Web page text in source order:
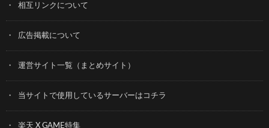
相互リンクについて
広告掲載について
運営サイト一覧（まとめサイト）
当サイトで使用しているサーバーはコチラ
楽天 X GAME特集